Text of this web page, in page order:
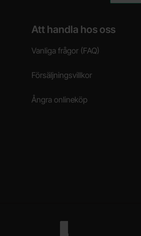
Att handla hos oss
Vanliga frågor (FAQ)
Försäljningsvillkor
Ångra onlineköp